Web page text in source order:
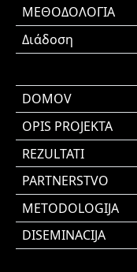
ΜΕΘΟΔΟΛΟΓΙΑ
Διάδοση
DOMOV
OPIS PROJEKTA
REZULTATI
PARTNERSTVO
METODOLOGIJA
DISEMINACIJA